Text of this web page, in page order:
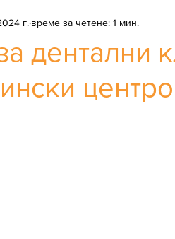
дентални
г. време за четене: 1 мин.